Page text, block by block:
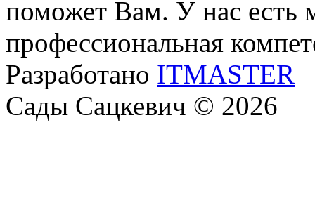
поможет Вам. У нас есть
профессиональная
Разработано ITMASTER
Сады Сацкевич © 2026